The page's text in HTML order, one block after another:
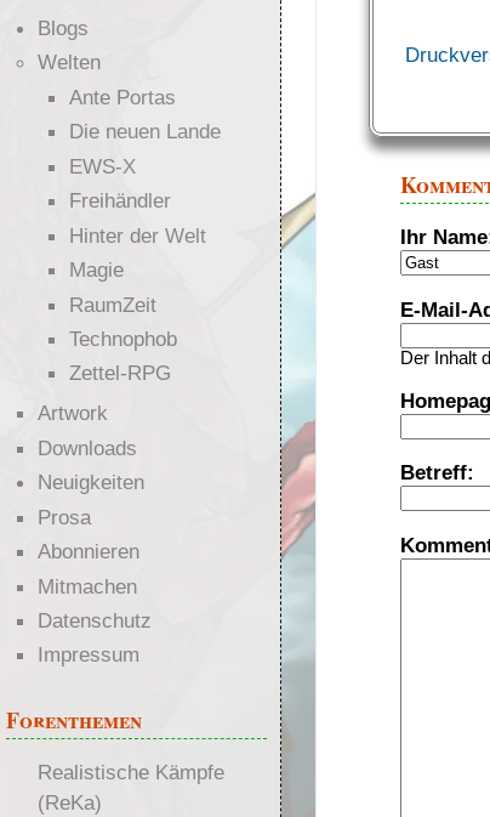
Ihr
E-Mail-
Der Inhalt
Betreff:
Blogs
Welten
Ante Portas
Die neuen Lande
EWS-X
Freihändler
Hinter der Welt
Magie
RaumZeit
Technophob
Zettel-RPG
Artwork
Downloads
Neuigkeiten
Prosa
Abonnieren
Mitmachen
Datenschutz
Impressum
Forenthemen
Realistische Kämpfe
(ReKa)